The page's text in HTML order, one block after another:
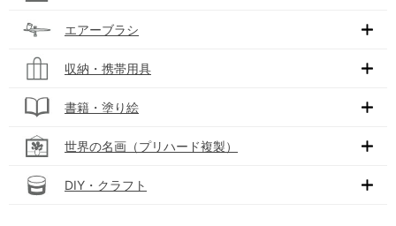
エアーブラシ
収納・携帯用具
書籍・塗り絵
世界の名画（プリハード複製）
DIY・クラフト